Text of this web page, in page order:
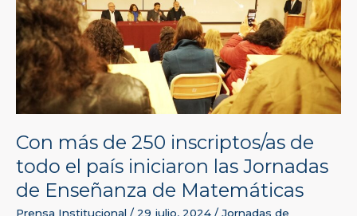
Con más de 250 inscriptos/as de
todo el país iniciaron las Jornadas
de Enseñanza de Matemáticas
Prensa Institucional / 29 julio, 2024 / Jornadas de
inscriptos/as
de
todo
país
iniciaron
las
de
Enseñanza
de